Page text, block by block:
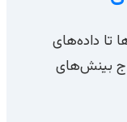
تا داده‌های
بینش‌های